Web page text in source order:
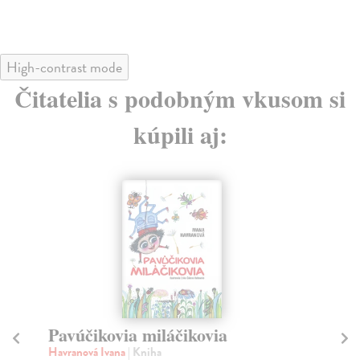
High-contrast mode
Čitatelia s podobným vkusom si
kúpili aj:
Inheritance (slovenské vydanie)
Paolini Christopher| Kniha